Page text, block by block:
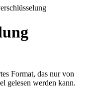
Format, das nur von
gelesen werden kann.